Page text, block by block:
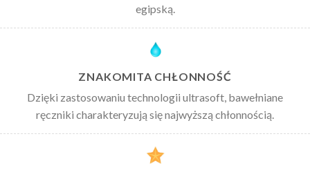
egipską.
ZNAKOMITA CHŁONNOŚĆ
Dzięki zastosowaniu technologii ultrasoft, bawełniane
ręczniki charakteryzują się najwyższą chłonnością.